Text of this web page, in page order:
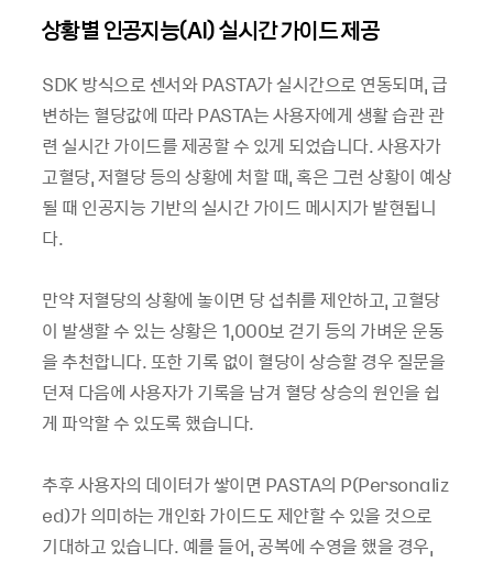
상황별 인공지능(AI) 실시간 가이드 제공
SDK 방식으로 센서와 PASTA가 실시간으로 연동되며, 급
변하는 혈당값에 따라 PASTA는 사용자에게 생활 습관 관
련 실시간 가이드를 제공할 수 있게 되었습니다. 사용자가
고혈당, 저혈당 등의 상황에 처할 때, 혹은 그런 상황이 예상
될 때 인공지능 기반의 실시간 가이드 메시지가 발현됩니
다.
만약 저혈당의 상황에 놓이면 당 섭취를 제안하고, 고혈당
이 발생할 수 있는 상황은 1,000보 걷기 등의 가벼운 운동
을 추천합니다. 또한 기록 없이 혈당이 상승할 경우 질문을
던져 다음에 사용자가 기록을 남겨 혈당 상승의 원인을 쉽
게 파악할 수 있도록 했습니다.
추후 사용자의 데이터가 쌓이면 PASTA의 P(Personaliz
ed)가 의미하는 개인화 가이드도 제안할 수 있을 것으로
기대하고 있습니다. 예를 들어, 공복에 수영을 했을 경우,